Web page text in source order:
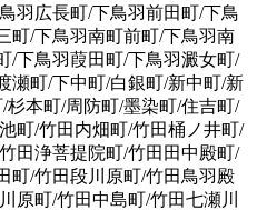
羽広長町/下鳥羽前田町/下鳥
町/下鳥羽南町前町/下鳥羽南
/下鳥羽葭田町/下鳥羽澱女町/
瀬町/下中町/白銀町/新中町/新
杉本町/周防町/墨染町/住吉町/
町/竹田内畑町/竹田桶ノ井町/
田浄菩提院町/竹田田中殿町/
町/竹田段川原町/竹田鳥羽殿
原町/竹田中島町/竹田七瀬川